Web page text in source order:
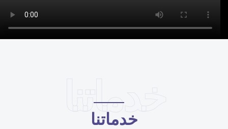
خدماتنا
خدماتنا